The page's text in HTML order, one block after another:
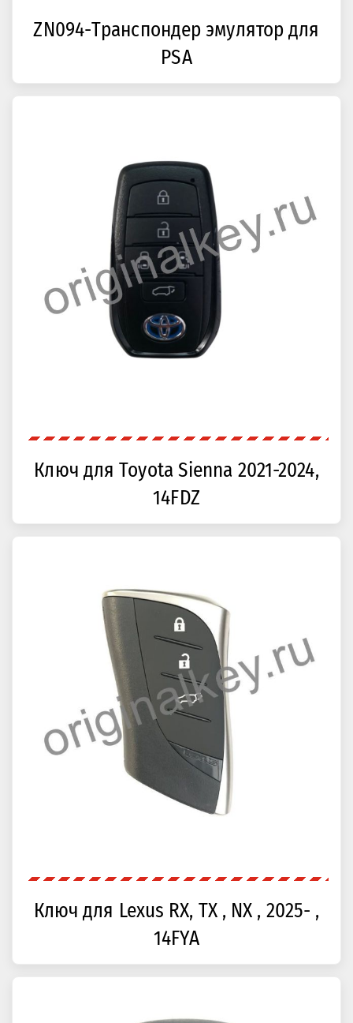
ZN094-Транспондер эмулятор для
PSA
Ключ для Toyota Sienna 2021-2024,
14FDZ
Ключ для Lexus RX, TX , NX , 2025- ,
14FYA